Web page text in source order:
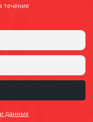
течение
данных